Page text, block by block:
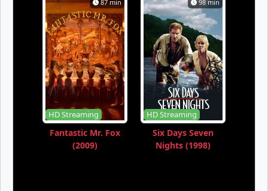
87 min
HD Streaming
Fantastic Mr. Fox
(2009)
98 min
HD Streaming
Six Days Seven
Nights (1998)